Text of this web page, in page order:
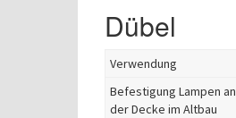
Dübel
Verwendung
Befestigung Lampen an
der Decke im Altbau